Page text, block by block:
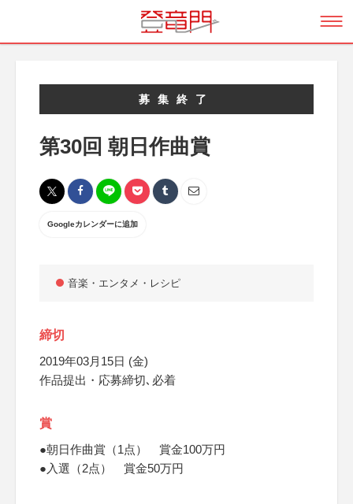
募集終了
第30回 朝日作曲賞
Googleカレンダーに追加
音楽・エンタメ・レシピ
締切
2019年03月15日 (金)
作品提出・応募締切､必着
賞
●朝日作曲賞（1点） 賞金100万円
●入選（2点） 賞金50万円